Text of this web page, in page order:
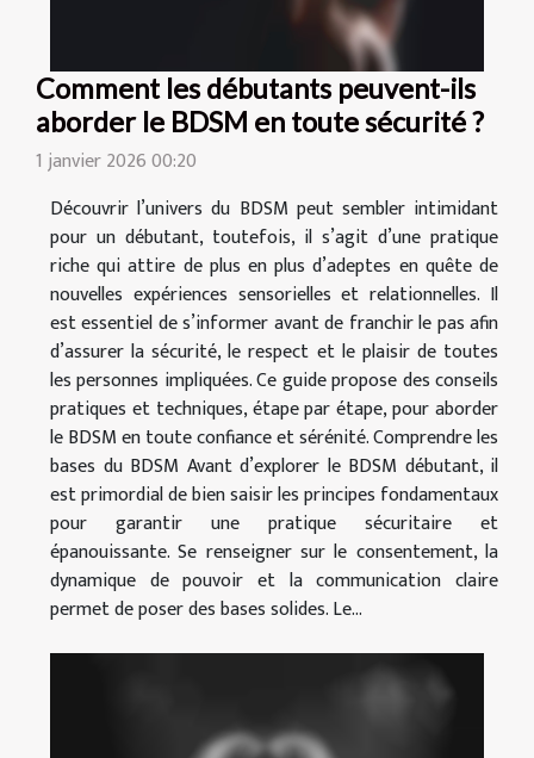
Comment les débutants peuvent-ils
aborder le BDSM en toute sécurité ?
1 janvier 2026 00:20
Découvrir l’univers du BDSM peut sembler intimidant
pour un débutant, toutefois, il s’agit d’une pratique
riche qui attire de plus en plus d’adeptes en quête de
nouvelles expériences sensorielles et relationnelles. Il
est essentiel de s’informer avant de franchir le pas afin
d’assurer la sécurité, le respect et le plaisir de toutes
les personnes impliquées. Ce guide propose des conseils
pratiques et techniques, étape par étape, pour aborder
le BDSM en toute confiance et sérénité. Comprendre les
bases du BDSM Avant d’explorer le BDSM débutant, il
est primordial de bien saisir les principes fondamentaux
pour garantir une pratique sécuritaire et
épanouissante. Se renseigner sur le consentement, la
dynamique de pouvoir et la communication claire
permet de poser des bases solides. Le...